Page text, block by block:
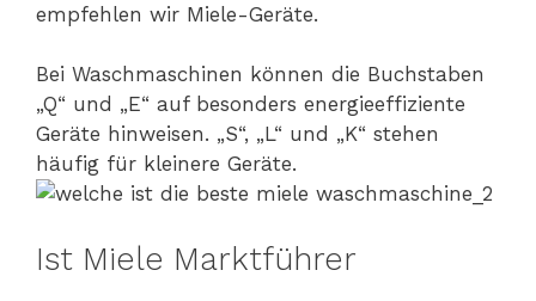
empfehlen wir Miele-Geräte.
Bei Waschmaschinen können die Buchstaben
„Q“ und „E“ auf besonders energieeffiziente
Geräte hinweisen. „S“, „L“ und „K“ stehen
häufig für kleinere Geräte.
Ist Miele Marktführer